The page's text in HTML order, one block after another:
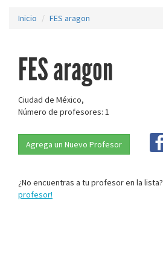
Inicio FES aragon
FES aragon
Ciudad de México,
Número de profesores: 1
Agrega un Nuevo Profesor
¿No encuentras a tu profesor en la lista?
profesor!